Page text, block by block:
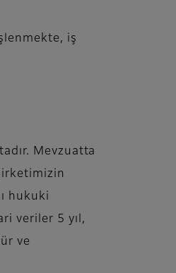
iş
Mevzuatta
hukuki
veriler 5 yıl,
ve